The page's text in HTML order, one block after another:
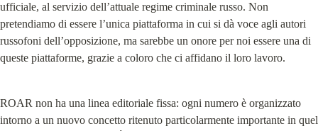
ufficiale, al servizio dell’attuale regime criminale russo. Non
pretendiamo di essere l’unica piattaforma in cui si dà voce agli autori
russofoni dell’opposizione, ma sarebbe un onore per noi essere una di
queste piattaforme, grazie a coloro che ci affidano il loro lavoro.
ROAR non ha una linea editoriale fissa: ogni numero è organizzato
intorno a un nuovo concetto ritenuto particolarmente importante in quel